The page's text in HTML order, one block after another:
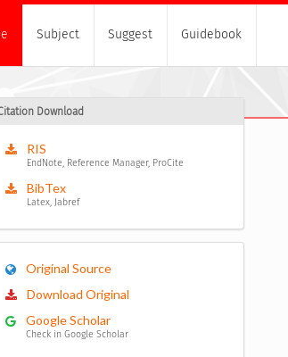
Subject Suggest Guidebook
Download
RIS
EndNote, Reference Manager, ProCite
BibTex
Latex, Jabref
Original Source
Download Original
Google Scholar
Check in Google Scholar